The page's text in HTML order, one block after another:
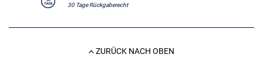
30 Tage Rückgaberecht
ZURÜCK NACH OBEN